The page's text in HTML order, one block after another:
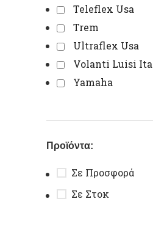
Teleflex Usa
Trem
Ultraflex Usa
Volanti Luisi
Yamaha
Προϊόντα:
Σε Προσφορά
Σε Στοκ